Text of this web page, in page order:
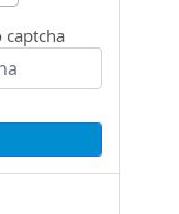
captcha